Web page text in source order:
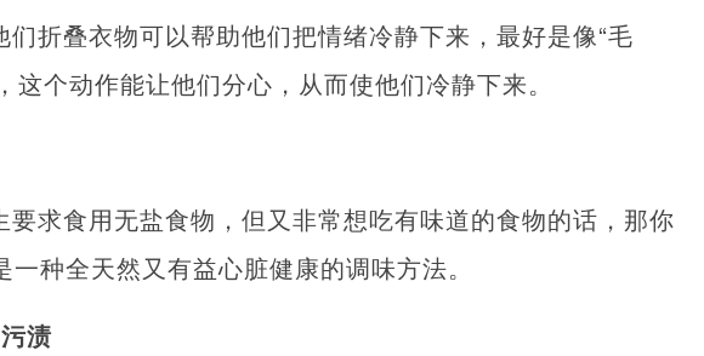
折叠衣物可以帮助他们把情绪冷静下来，最好是像“毛
这个动作能让他们分心，从而使他们冷静下来。
求食用无盐食物，但又非常想吃有味道的食物的话，那你
种全天然又有益心脏健康的调味方法。
渍